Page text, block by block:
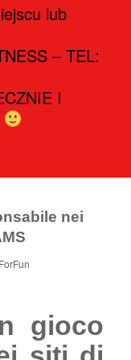
lub
– TEL:
I
nei
gioco